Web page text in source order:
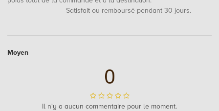
- Satisfait ou remboursé pendant 30 jours.
Moyen
0
Il n'y a aucun commentaire pour le moment.